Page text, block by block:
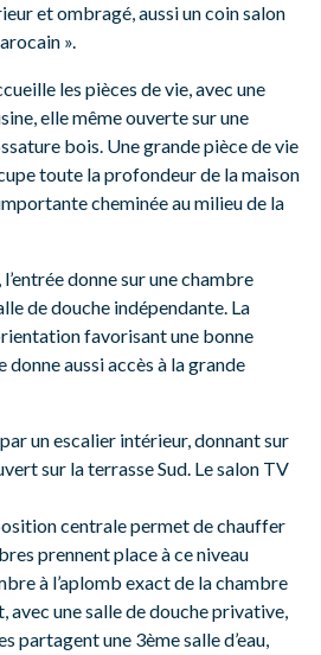
et ombragé, aussi un coin salon
».
les pièces de vie, avec une
elle même ouverte sur une
bois. Une grande pièce de vie
toute la profondeur de la maison
cheminée au milieu de la
donne sur une chambre
de douche indépendante. La
favorisant une bonne
aussi accès à la grande
un escalier intérieur, donnant sur
sur la terrasse Sud. Le salon TV
centrale permet de chauffer
prennent place à ce niveau
à l’aplomb exact de la chambre
avec une salle de douche privative,
partagent une 3ème salle d’eau,